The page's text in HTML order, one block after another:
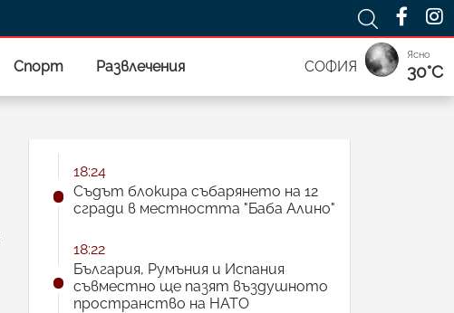
Спорт Развлечения СОФИЯ
Ясно
30°C
18:24
Съдът блокира събарянето на 12
сгради в местността "Баба Алино"
18:22
България, Румъния и Испания
съвместно ще пазят въздушното
пространство на НАТО